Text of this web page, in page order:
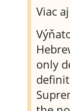
Viac
only